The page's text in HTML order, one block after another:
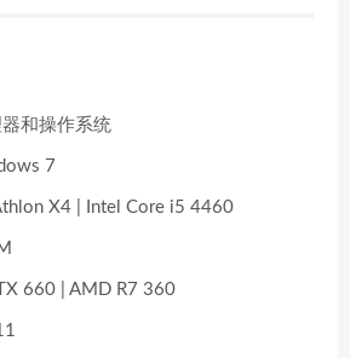
和操作系统
7
X4 | Intel Core i5 4460
660 | AMD R7 360